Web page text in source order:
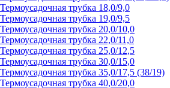
Термоусадочная трубка 18,0/9,0
Термоусадочная трубка 19,0/9,5
Термоусадочная трубка 20,0/10,0
Термоусадочная трубка 22,0/11,0
Термоусадочная трубка 25,0/12,5
Термоусадочная трубка 30,0/15,0
Термоусадочная трубка 35,0/17,5 (38/19)
Термоусадочная трубка 40,0/20,0